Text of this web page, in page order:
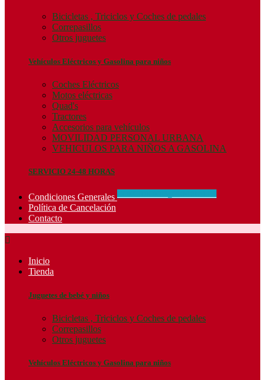
Bicicletas , Triciclos y Coches de pedales
Correpasillos
Otros juguetes
Vehículos Eléctricos y Gasolina para niños
Coches Eléctricos
Motos eléctricas
Quad's
Tractores
Accesorios para vehículos
MOVILIDAD PERSONAL URBANA
VEHICULOS PARA NIÑOS A GASOLINA
SERVICIO 24-48 HORAS
Condiciones Generales
Política de Cancelación
Contacto

Inicio
Tienda
Juguetes de bebé y niños
Bicicletas , Triciclos y Coches de pedales
Correpasillos
Otros juguetes
Vehículos Eléctricos y Gasolina para niños